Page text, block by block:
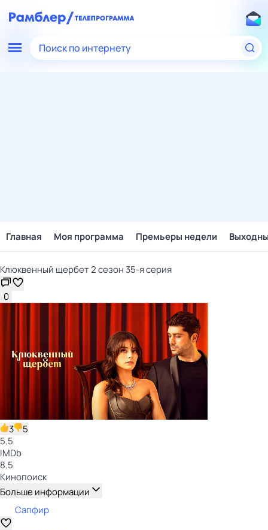
Поиск по интернету
Главная Моя программа Премьеры недели
Клюквенный щербет 2 сезон 35-я серия
0
3
5
5.5
IMDb
8.5
Кинопоиск
Больше информации
Сапфир